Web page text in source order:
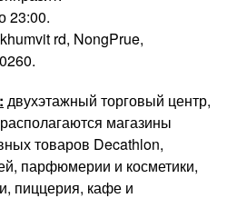
23:00.
rd, NongPrue,
двухэтажный торговый центр,
магазины
товаров Decathlon,
парфюмерии и косметики,
пиццерия, кафе и